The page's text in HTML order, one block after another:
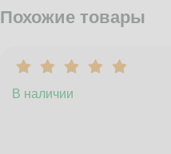
Похожие товары
В наличии